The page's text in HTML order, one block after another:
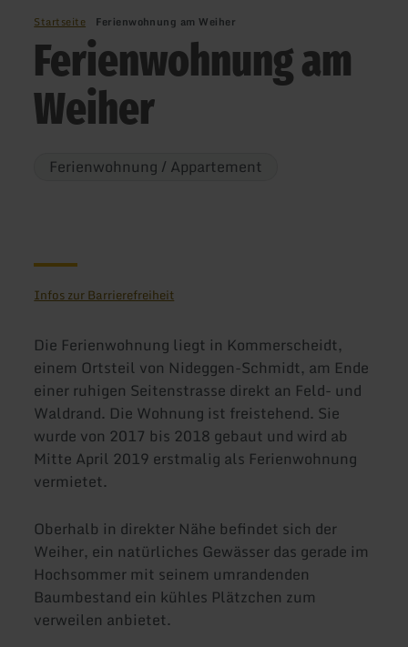
Startseite Ferienwohnung am Weiher
Ferienwohnung am
Weiher
Ferienwohnung / Appartement
Infos zur Barrierefreiheit
Die Ferienwohnung liegt in Kommerscheidt,
einem Ortsteil von Nideggen-Schmidt, am Ende
einer ruhigen Seitenstrasse direkt an Feld- und
Waldrand. Die Wohnung ist freistehend. Sie
wurde von 2017 bis 2018 gebaut und wird ab
Mitte April 2019 erstmalig als Ferienwohnung
vermietet.
Oberhalb in direkter Nähe befindet sich der
Weiher, ein natürliches Gewässer das gerade im
Hochsommer mit seinem umrandenden
Baumbestand ein kühles Plätzchen zum
verweilen anbietet.